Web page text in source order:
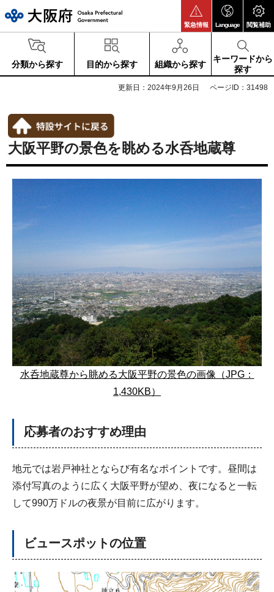
緊急情報 Language 閲覧補助
分類から探す 目的から探す 組織から探す
キーワードから
探す
更新日：2024年9月26日 ページID：31498
大阪平野の景色を眺める水呑地蔵尊
水呑地蔵尊から眺める大阪平野の景色の画像（JPG：
1,430KB）
応募者のおすすめ理由
地元では岩戸神社とならび有名なポイントです。昼間は
添付写真のように広く大阪平野が望め、夜になると一転
して990万ドルの夜景が目前に広がります。
ビュースポットの位置